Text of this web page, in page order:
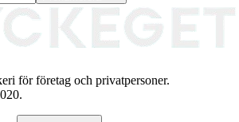
för företag och privatpersoner.